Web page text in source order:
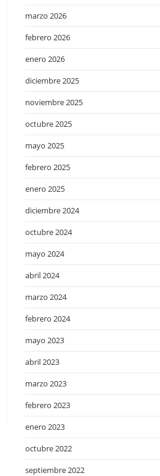
marzo 2026
febrero 2026
enero 2026
diciembre 2025
noviembre 2025
octubre 2025
mayo 2025
febrero 2025
enero 2025
diciembre 2024
octubre 2024
mayo 2024
abril 2024
marzo 2024
febrero 2024
mayo 2023
abril 2023
marzo 2023
febrero 2023
enero 2023
octubre 2022
septiembre 2022